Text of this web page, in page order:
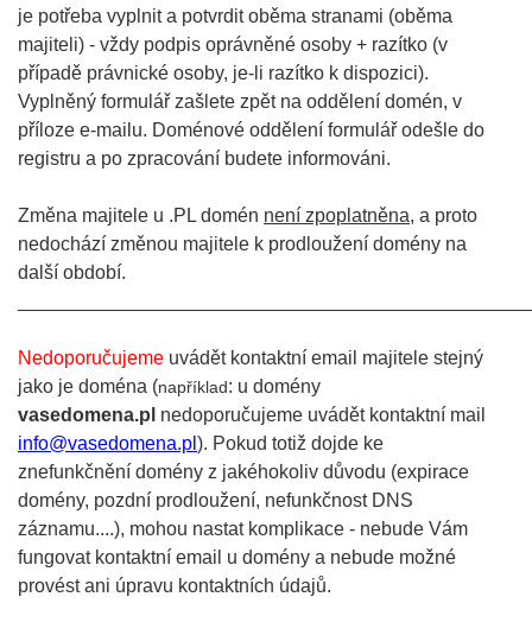
je potřeba vyplnit a potvrdit oběma stranami (oběma
majiteli) - vždy podpis oprávněné osoby + razítko (v
případě právnické osoby, je-li razítko k dispozici).
Vyplněný formulář zašlete zpět na oddělení domén, v
příloze e-mailu. Doménové oddělení formulář odešle do
registru a po zpracování budete informováni.
Změna majitele u .PL domén není zpoplatněna, a proto
nedochází změnou majitele k prodloužení domény na
další období.
Nedoporučujeme uvádět kontaktní email majitele stejný
jako je doména (například: u domény
vasedomena.pl nedoporučujeme uvádět kontaktní mail
info@vasedomena.pl ). Pokud totiž dojde ke
znefunkčnění domény z jakéhokoliv důvodu (expirace
domény, pozdní prodloužení, nefunkčnost DNS
záznamu....), mohou nastat komplikace - nebude Vám
fungovat kontaktní email u domény a nebude možné
provést ani úpravu kontaktních údajů.